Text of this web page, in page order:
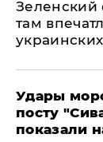
Зеленский
там
Удары
посту
показали